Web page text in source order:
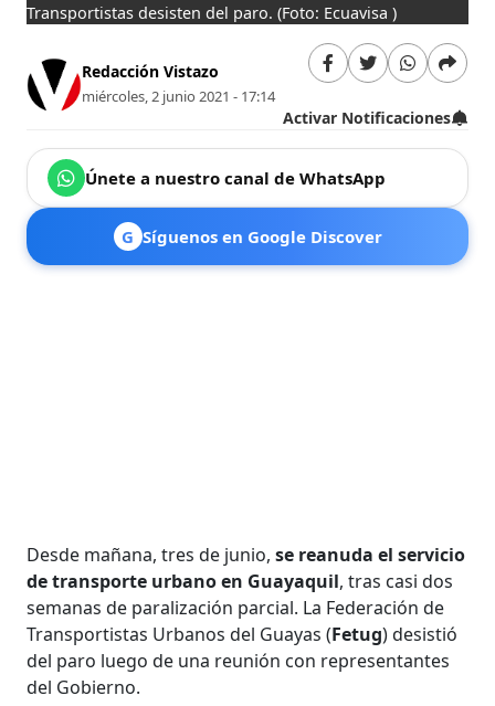
Transportistas desisten del paro.(Foto: Ecuavisa )
Redacción Vistazo
miércoles, 2 junio 2021 - 17:14
Activar Notificaciones
Únete a nuestro canal de WhatsApp
G Síguenos en Google Discover
Desde mañana, tres de junio,se reanuda el servicio
de transporte urbano en Guayaquil, tras casi dos
semanas de paralización parcial. La Federación de
Transportistas Urbanos del Guayas (Fetug) desistió
del paro luego de una reunión con representantes
del Gobierno.